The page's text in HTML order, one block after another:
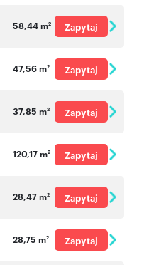
58,44 m2
Zapytaj
47,56 m2
Zapytaj
37,85 m2
Zapytaj
120,17 m2
Zapytaj
28,47 m2
Zapytaj
28,75 m2
Zapytaj